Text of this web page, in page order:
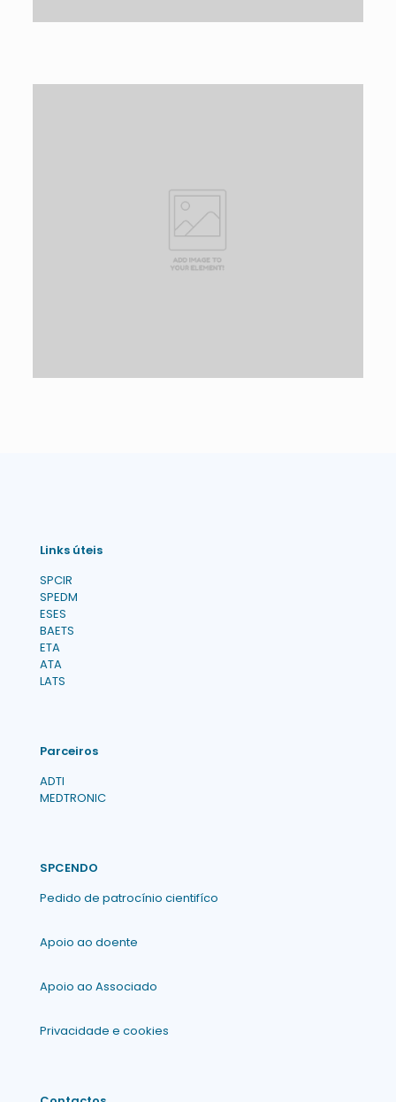
Links úteis
SPCIR
SPEDM
ESES
BAETS
ETA
ATA
LATS
Parceiros
ADTI
MEDTRONIC
SPCENDO
Pedido de patrocínio cientifíco
Apoio ao doente
Apoio ao Associado
Privacidade e cookies